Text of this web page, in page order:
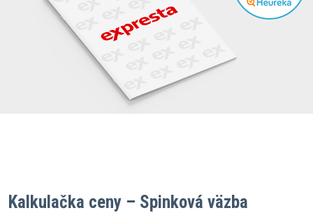
Kalkulačka ceny – Spinková väzba